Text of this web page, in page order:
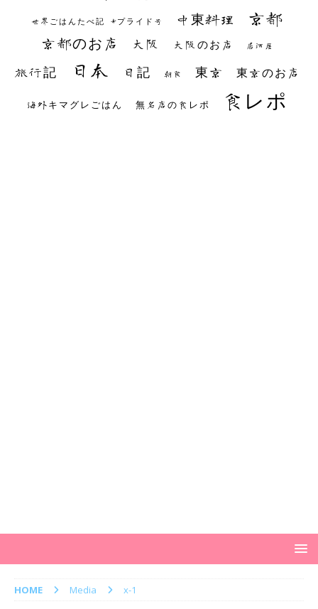
世界ごはんたべ記 #プライド号 中東料理 京都
京都のお店 大阪 大阪のお店 居酒屋
旅行記 日本 日記 朝食 東京 東京のお店
海外キマグレごはん 無名店の食レポ 食レポ
HOME Media x-1